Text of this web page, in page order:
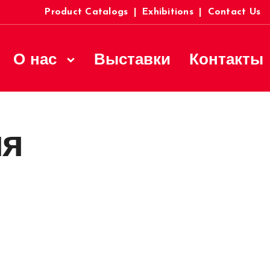
Product Catalogs Exhibitions Contact Us
О нас Выставки Контакты